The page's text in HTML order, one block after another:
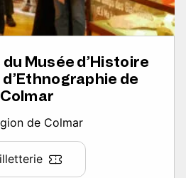
Musée d’Histoire
de
Colmar
de Colmar